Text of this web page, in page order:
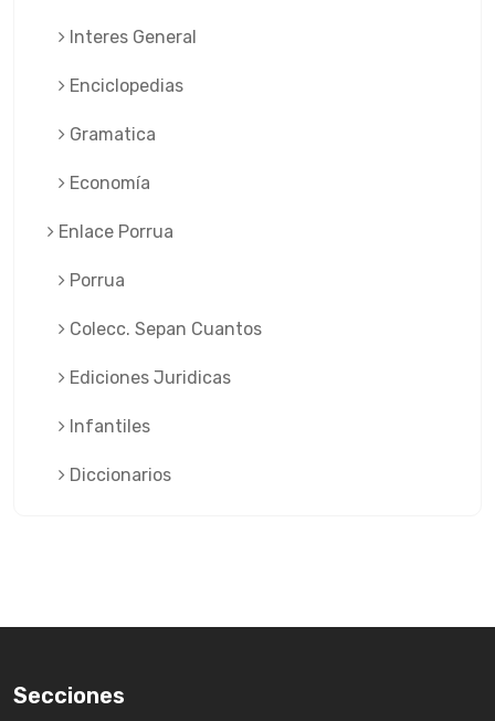
Interes General
Enciclopedias
Gramatica
Economía
Enlace Porrua
Porrua
Colecc. Sepan Cuantos
Ediciones Juridicas
Infantiles
Diccionarios
Secciones